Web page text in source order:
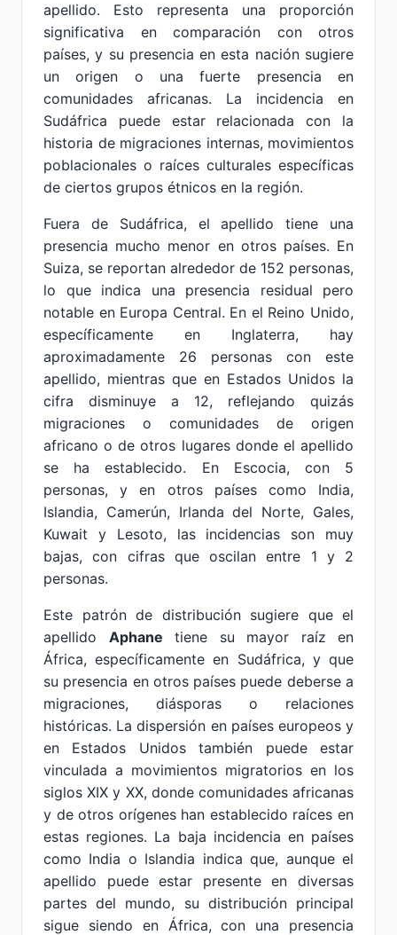
apellido. Esto representa una proporción
significativa en comparación con otros
países, y su presencia en esta nación sugiere
un origen o una fuerte presencia en
comunidades africanas. La incidencia en
Sudáfrica puede estar relacionada con la
historia de migraciones internas, movimientos
poblacionales o raíces culturales específicas
de ciertos grupos étnicos en la región.
Fuera de Sudáfrica, el apellido tiene una
presencia mucho menor en otros países. En
Suiza, se reportan alrededor de 152 personas,
lo que indica una presencia residual pero
notable en Europa Central. En el Reino Unido,
específicamente en Inglaterra, hay
aproximadamente 26 personas con este
apellido, mientras que en Estados Unidos la
cifra disminuye a 12, reflejando quizás
migraciones o comunidades de origen
africano o de otros lugares donde el apellido
se ha establecido. En Escocia, con 5
personas, y en otros países como India,
Islandia, Camerún, Irlanda del Norte, Gales,
Kuwait y Lesoto, las incidencias son muy
bajas, con cifras que oscilan entre 1 y 2
personas.
Este patrón de distribución sugiere que el
apellido Aphane tiene su mayor raíz en
África, específicamente en Sudáfrica, y que
su presencia en otros países puede deberse a
migraciones, diásporas o relaciones
históricas. La dispersión en países europeos y
en Estados Unidos también puede estar
vinculada a movimientos migratorios en los
siglos XIX y XX, donde comunidades africanas
y de otros orígenes han establecido raíces en
estas regiones. La baja incidencia en países
como India o Islandia indica que, aunque el
apellido puede estar presente en diversas
partes del mundo, su distribución principal
sigue siendo en África, con una presencia